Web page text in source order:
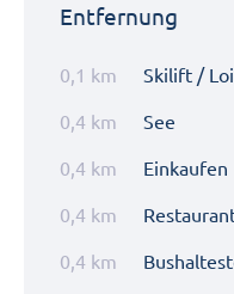
Entfernung
Skilift /
0,1 km
See
0,4 km
Einkaufen
0,4 km
0,4 km
0,4 km